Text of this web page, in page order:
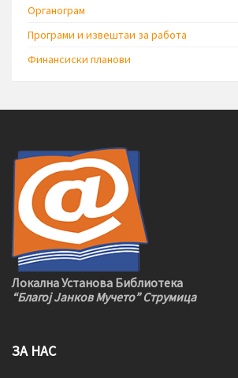
Органограм
Програми и извештаи за работа
Финансиски планови
Локална Установа Библиотека
“Благој Јанков Мучето” Струмица
ЗА НАС